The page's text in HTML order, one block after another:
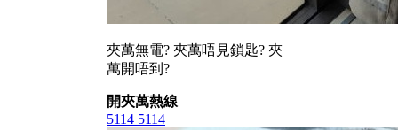
夾萬無電? 夾萬唔見鎖匙? 夾
萬開唔到?
開夾萬熱線
5114 5114